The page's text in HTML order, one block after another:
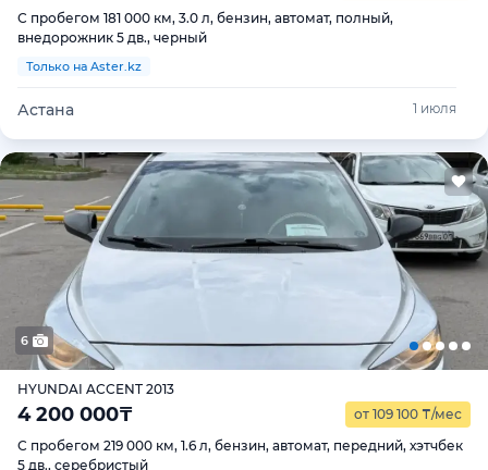
С пробегом 181 000 км, 3.0 л, бензин, автомат, полный,
внедорожник 5 дв., черный
Только на Aster.kz
Астана 1 июля
6
HYUNDAI ACCENT 2013
4 200 000₸ от 109 100 ₸/мес
С пробегом 219 000 км, 1.6 л, бензин, автомат, передний, хэтчбек
5 дв., серебристый